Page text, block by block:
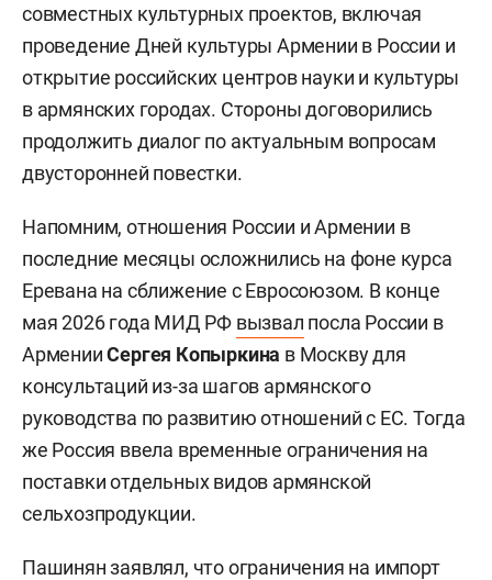
совместных культурных проектов, включая
проведение Дней культуры Армении в России и
открытие российских центров науки и культуры
в армянских городах. Стороны договорились
продолжить диалог по актуальным вопросам
двусторонней повестки.
Напомним, отношения России и Армении в
последние месяцы осложнились на фоне курса
Еревана на сближение с Евросоюзом. В конце
мая 2026 года МИД РФ вызвал посла России в
АрменииСергея Копыркина в Москву для
консультаций из-за шагов армянского
руководства по развитию отношений с ЕС. Тогда
же Россия ввела временные ограничения на
поставки отдельных видов армянской
сельхозпродукции.
Пашинянзаявлял, что ограничения на импорт